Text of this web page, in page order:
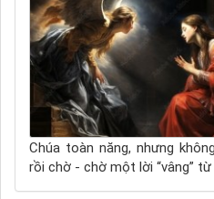
Chúa toàn năng, nhưng
rồi chờ - chờ một lời “vâng”